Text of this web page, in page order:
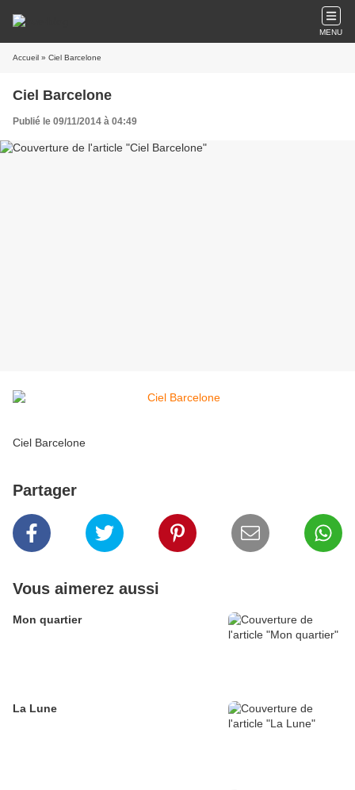
MENU
Accueil » Ciel Barcelone
Ciel Barcelone
Publié le 09/11/2014 à 04:49
Ciel Barcelone
Partager
Vous aimerez aussi
Mon quartier
La Lune